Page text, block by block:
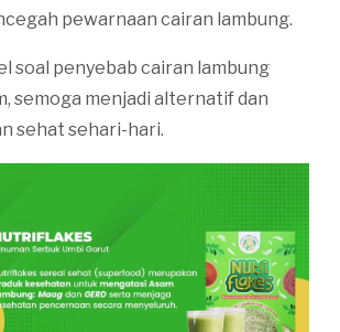
pewarnaan cairan lambung.
soal penyebab cairan lambung
semoga menjadi alternatif dan
sehat sehari-hari.